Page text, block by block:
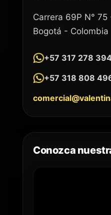
Carrera 69P N° 75
Bogotá - Colombia
+57 317 278
+57 318 808
Conozca